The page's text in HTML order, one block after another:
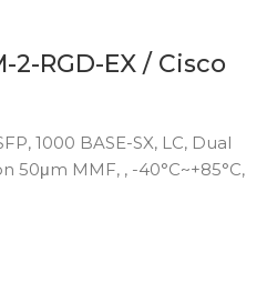
2-RGD-EX / Cisco
1000 BASE-SX, LC, Dual
50μm MMF, , -40°C~+85°C,